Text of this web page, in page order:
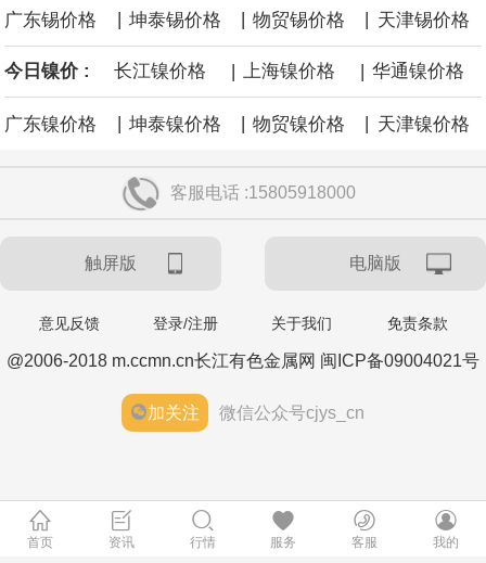
机存取存储器（DRAM）。
广东锡价格 坤泰锡价格 物贸锡价格 天津锡价格
今日镍价 : 长江镍价格 | 上海镍价格 | 华通镍价格
广东镍价格 | 坤泰镍价格 | 物贸镍价格 | 天津镍价格
客服电话 :15805918000
触屏版 电脑版
意见反馈 登录/注册 关于我们 免责条款
@2006-2018 m.ccmn.cn长江有色金属网 闽ICP备09004021号
加关注 微信公众号cjys_cn
首页 资讯 行情 服务 客服 我的